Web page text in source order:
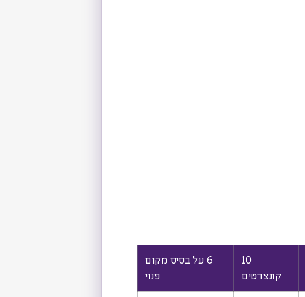
10
קונצרטים
6 על בסיס מקום
פנוי